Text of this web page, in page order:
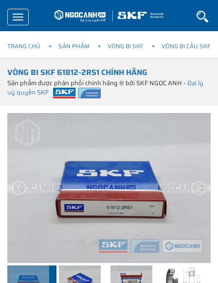
Toggle
navigation
TRANG CHỦ SẢN PHẨM VÒNG BI SKF VÒNG BI CẦU SKF
VÒNG BI SKF 61812-2RS1 CHÍNH HÃNG
Sản phẩm được phân phối chính hãng ® bởi SKF NGỌC ANH -Đại lý
uỷ quyền SKF